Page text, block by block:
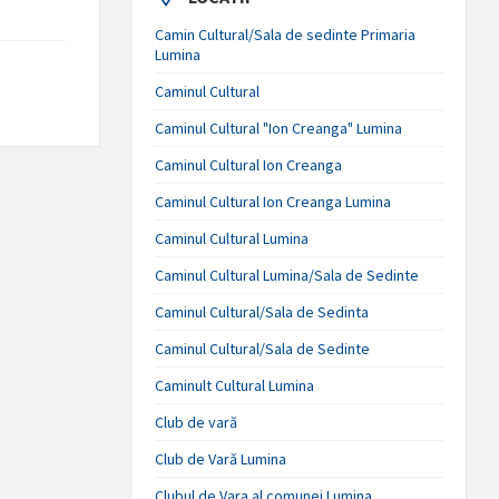
Camin Cultural/Sala de sedinte Primaria
Lumina
Caminul Cultural
Caminul Cultural "Ion Creanga" Lumina
Caminul Cultural Ion Creanga
Caminul Cultural Ion Creanga Lumina
Caminul Cultural Lumina
Caminul Cultural Lumina/Sala de Sedinte
Caminul Cultural/Sala de Sedinta
Caminul Cultural/Sala de Sedinte
Caminult Cultural Lumina
Club de vară
Club de Vară Lumina